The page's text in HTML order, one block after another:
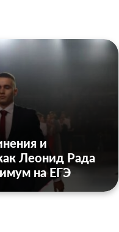
и
Леонид Рада
на ЕГЭ